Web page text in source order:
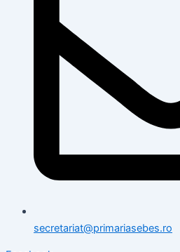
secretariat@primariasebes.ro